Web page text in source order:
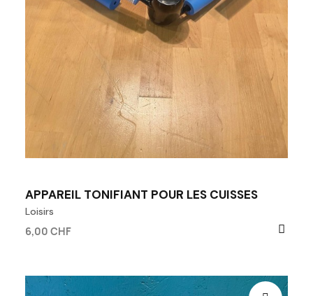
APPAREIL TONIFIANT POUR LES CUISSES
Loisirs
6,00 CHF